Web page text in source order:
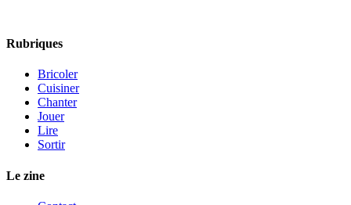
Rubriques
Bricoler
Cuisiner
Chanter
Jouer
Lire
Sortir
Le zine